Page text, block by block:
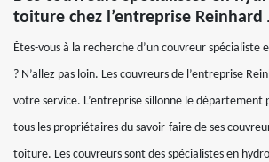
toiture chez l’entreprise Reinhard
Êtes-vous à la recherche d’un couvreur
? N’allez pas loin. Les couvreurs de l’entreprise
votre service. L’entreprise sillonne le département
tous les propriétaires du savoir-faire de ses
toiture. Les couvreurs sont des spécialistes en